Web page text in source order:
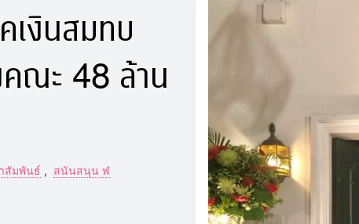
เงินสมทบ
ณะ 48 ล้าน
สัมพันธ์ สนันสนุน ฬ